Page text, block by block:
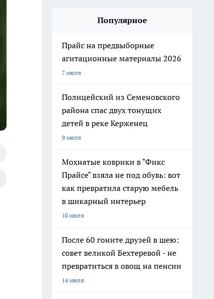
Популярное
Прайс на предвыборные
агитационные материалы 2026
7 июля
Полицейский из Семеновского
района спас двух тонущих
детей в реке Керженец
9 июля
Мохнатые коврики в "Фикс
Прайсе" взяла не под обувь: вот
как превратила старую мебель
в шикарный интерьер
10 июля
После 60 гоните друзей в шею:
совет великой Бехтеревой - не
превратиться в овощ на пенсии
14 июля